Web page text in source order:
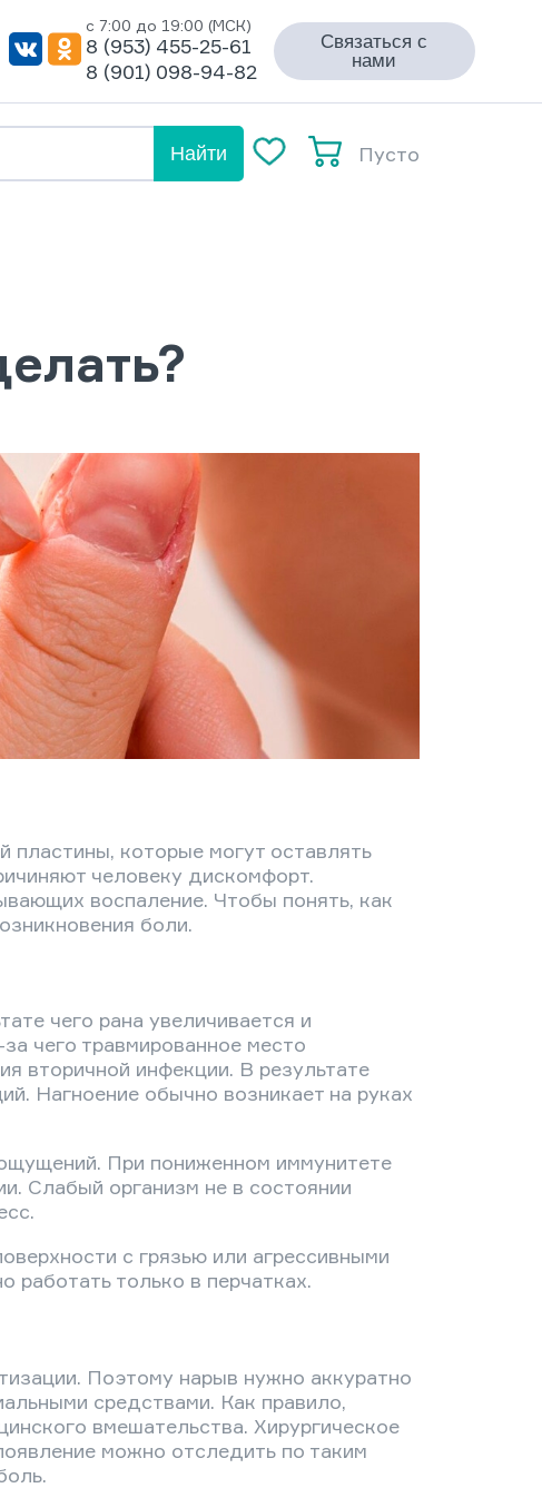
с 7:00 до 19:00 (МСК)
8 (953) 455-25-61
8 (901) 098-94-82
Связаться с
нами
Найти Пусто
которые могут оставлять
человеку дискомфорт.
воспаление. Чтобы понять, как
боли.
чего рана увеличивается и
чего травмированное место
вторичной инфекции. В результате
Нагноение обычно возникает на руках
При пониженном иммунитете
Слабый организм не в состоянии
с грязью или агрессивными
только в перчатках.
Поэтому нарыв нужно аккуратно
средствами. Как правило,
вмешательства. Хирургическое
можно отследить по таким